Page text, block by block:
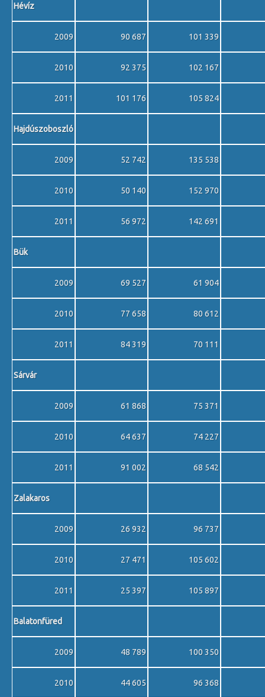
Hévíz
2009 90 687 101 339
2010 92 375 102 167
2011 101 176 105 824
Hajdúszoboszló
2009 52 742 135 538
2010 50 140 152 970
2011 56 972 142 691
Bük
2009 69 527 61 904
2010 77 658 80 612
2011 84 319 70 111
Sárvár
2009 61 868 75 371
2010 64 637 74 227
2011 91 002 68 542
Zalakaros
2009 26 932 96 737
2010 27 471 105 602
2011 25 397 105 897
Balatonfüred
2009 48 789 100 350
2010 44 605 96 368